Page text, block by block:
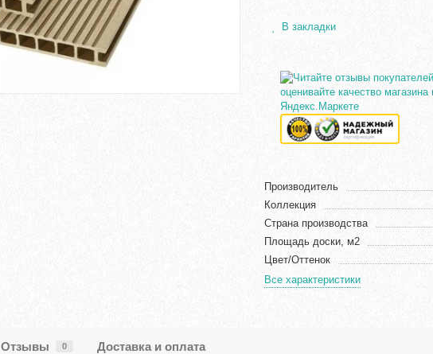
В закладки
Производитель
Коллекция
Страна производства
Площадь доски, м2
Цвет/Оттенок
Все характеристики
Отзывы 0 Доставка и оплата